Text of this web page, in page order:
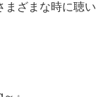
まざまな時に聴い